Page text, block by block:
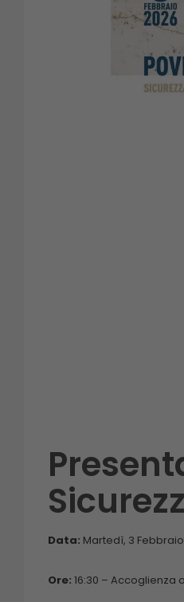
Data: Martedì, 3
Ore: 16:30 – Accoglienza